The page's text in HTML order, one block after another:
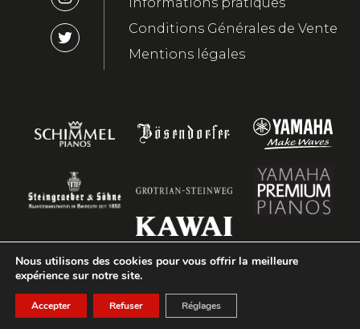
Conditions Générales de Vente
Mentions légales
2023 ©Nebout&Hamm - Réalisation
Nous utilisons des cookies pour vous offrir la meilleure
expérience sur notre site.
Accepter Refuser Réglages